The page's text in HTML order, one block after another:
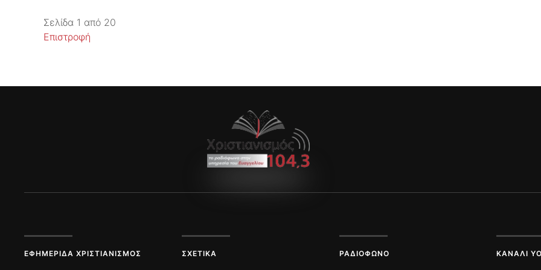
Σελίδα 1 από 20
Επιστροφή
ΕΦΗΜΕΡΊΔΑ ΧΡΙΣΤΙΑΝΙΣΜΌΣ ΣΧΕΤΙΚΆ ΡΑΔΙΌΦΩΝΟ ΚΑΝΆΛΙ